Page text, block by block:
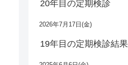
20年目の定期検診
2026年7月17日(金)
19年目の定期検診結果